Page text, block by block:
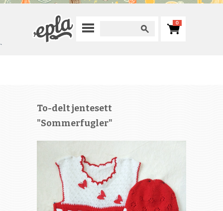
0
`
To-delt jentesett
"Sommerfugler"